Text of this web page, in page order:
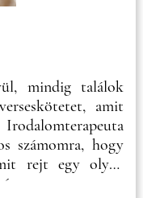
mindig találok
amit
számomra, hogy
rejt egy olyan